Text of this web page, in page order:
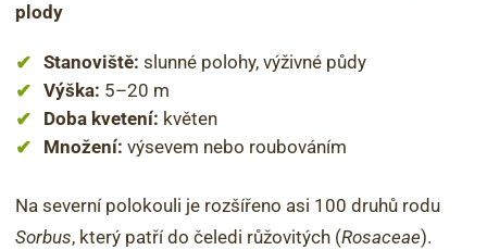
plody
Stanoviště: slunné polohy, výživné půdy
Výška: 5–20 m
Doba kvetení: květen
Množení: výsevem nebo roubováním
Na severní polokouli je rozšířeno asi 100 druhů rodu
Sorbus, který patří do čeledi růžovitých (Rosaceae).